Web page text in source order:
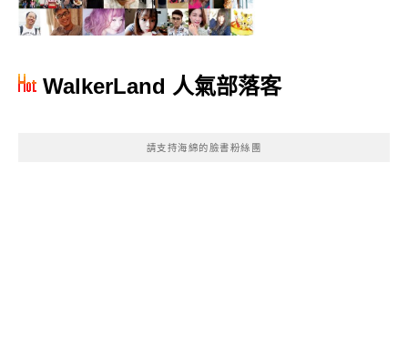
WalkerLand 人氣部落客
請支持海綿的臉書粉絲團